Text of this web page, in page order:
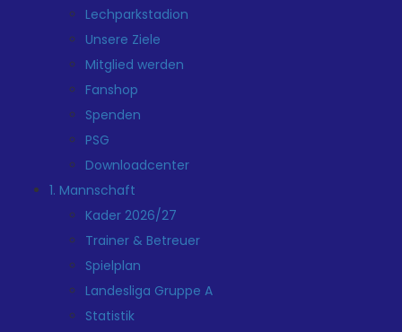
Lechparkstadion
Unsere Ziele
Mitglied werden
Fanshop
Spenden
PSG
Downloadcenter
1. Mannschaft
Kader 2026/27
Trainer & Betreuer
Spielplan
Landesliga Gruppe A
Statistik